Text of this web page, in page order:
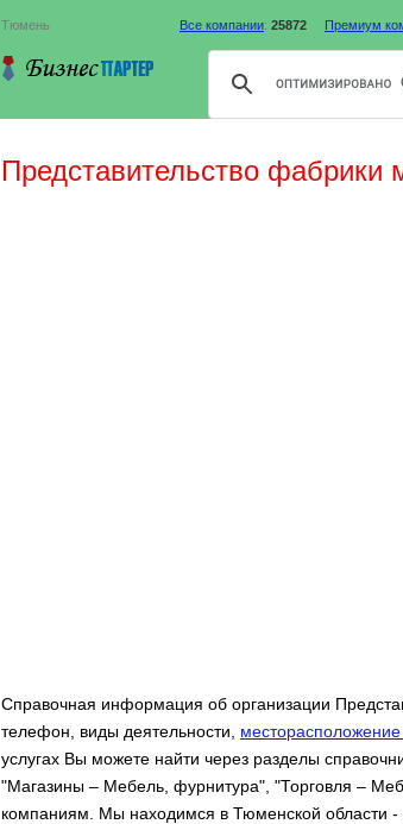
Тюмень Все компании: 25872 Премиум
Представительство
Справочная информация об организации
телефон, виды деятельности, месторасположение
услугах Вы можете найти через разделы
"Магазины – Мебель, фурнитура", "Торговля –
компаниям. Мы находимся в Тюменской области